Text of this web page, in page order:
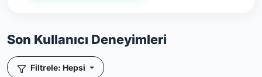
Son Kullanıcı Deneyimleri
Filtrele: Hepsi